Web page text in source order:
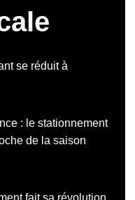
se réduit à
: le stationnement
de la saison